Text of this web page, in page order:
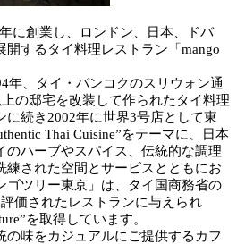
に創業し、ロンドン、日本、ドバ
開するタイ料理レストラン「mango
年、タイ・バンコクのスリウォン通
の邸宅を改装して作られたタイ料理
に続き2002年に世界3号店として東
Thai Cuisine”をテーマに、日本
のハーブやスパイス、伝統的な調理
練された空間とサービスとともにお
ゴツリー東京」は、タイ国商務省の
価されたレストランに与えられ
を取得しています。
の味をカジュアルにご提供するカフ